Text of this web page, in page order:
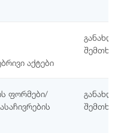
აქტები
ფორმები/